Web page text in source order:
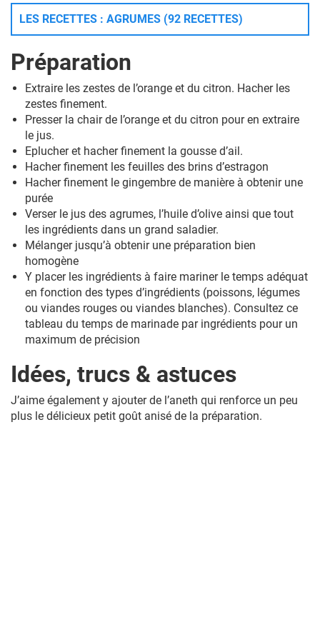
LES RECETTES : AGRUMES (92 RECETTES)
Préparation
Extraire les zestes de l’orange et du citron. Hacher les
zestes finement.
Presser la chair de l’orange et du citron pour en extraire
le jus.
Eplucher et hacher finement la gousse d’ail.
Hacher finement les feuilles des brins d’estragon
Hacher finement le gingembre de manière à obtenir une
purée
Verser le jus des agrumes, l’huile d’olive ainsi que tout
les ingrédients dans un grand saladier.
Mélanger jusqu’à obtenir une préparation bien
homogène
Y placer les ingrédients à faire mariner le temps adéquat
en fonction des types d’ingrédients (poissons, légumes
ou viandes rouges ou viandes blanches). Consultez ce
tableau du temps de marinade par ingrédients pour un
maximum de précision
Idées, trucs & astuces
J’aime également y ajouter de l’aneth qui renforce un peu
plus le délicieux petit goût anisé de la préparation.